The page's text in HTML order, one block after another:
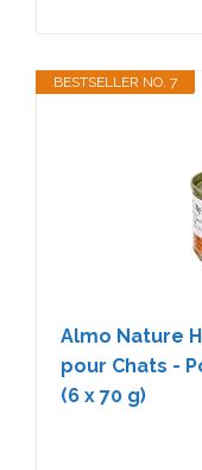
BESTSELLER NO. 7
Almo Nature
pour Chats -
(6 x 70 g)